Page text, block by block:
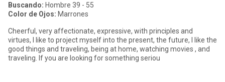
Buscando: Hombre 39 - 55
Color de Ojos: Marrones
Cheerful, very affectionate, expressive, with principles and
virtues, I like to project myself into the present, the future, I like the
good things and traveling, being at home, watching movies , and
traveling. If you are looking for something seriou